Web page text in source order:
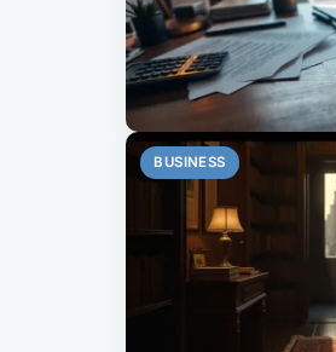
BUSINESS